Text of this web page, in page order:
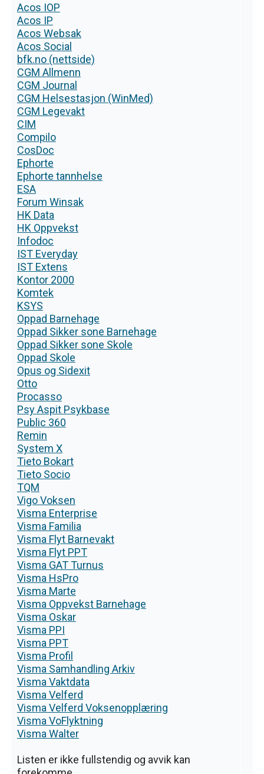
Acos IOP
Acos IP
Acos Websak
Acos Social
bfk.no (nettside)
CGM Allmenn
CGM Journal
CGM Helsestasjon (WinMed)
CGM Legevakt
CIM
Compilo
CosDoc
Ephorte
Ephorte tannhelse
ESA
Forum Winsak
HK Data
HK Oppvekst
Infodoc
IST Everyday
IST Extens
Kontor 2000
Komtek
KSYS
Oppad Barnehage
Oppad Sikker sone Barnehage
Oppad Sikker sone Skole
Oppad Skole
Opus og Sidexit
Otto
Procasso
Psy Aspit Psykbase
Public 360
Remin
System X
Tieto Bokart
Tieto Socio
TQM
Vigo Voksen
Visma Enterprise
Visma Familia
Visma Flyt Barnevakt
Visma Flyt PPT
Visma GAT Turnus
Visma HsPro
Visma Marte
Visma Oppvekst Barnehage
Visma Oskar
Visma PPI
Visma PPT
Visma Profil
Visma Samhandling Arkiv
Visma Vaktdata
Visma Velferd
Visma Velferd Voksenopplæring
Visma VoFlyktning
Visma Walter
Listen er ikke fullstendig og avvik kan